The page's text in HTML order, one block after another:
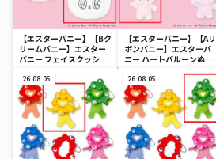
【エスターバニー】【Bク
リームバニー】エスター
バニー フェイスクッショ
【エスターバニー】【Aリ
ボンバニー】エスターバ
ニー ハートバルーンぬい
26.08.05 26.08.05